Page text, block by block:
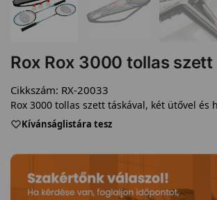
Rox Rox 3000 tollas szett
Cikkszám: RX-20033
Rox 3000 tollas szett táskával, két ütővel és
Kívánságlistára tesz